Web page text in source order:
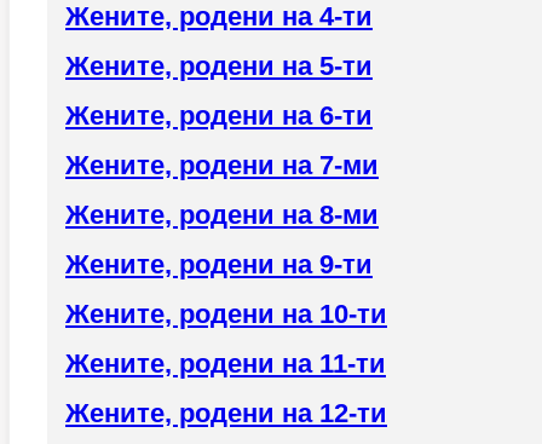
Жените, родени на 4-ти
Жените, родени на 5-ти
Жените, родени на 6-ти
Жените, родени на 7-ми
Жените, родени на 8-ми
Жените, родени на 9-ти
Жените, родени на 10-ти
Жените, родени на 11-ти
Жените, родени на 12-ти